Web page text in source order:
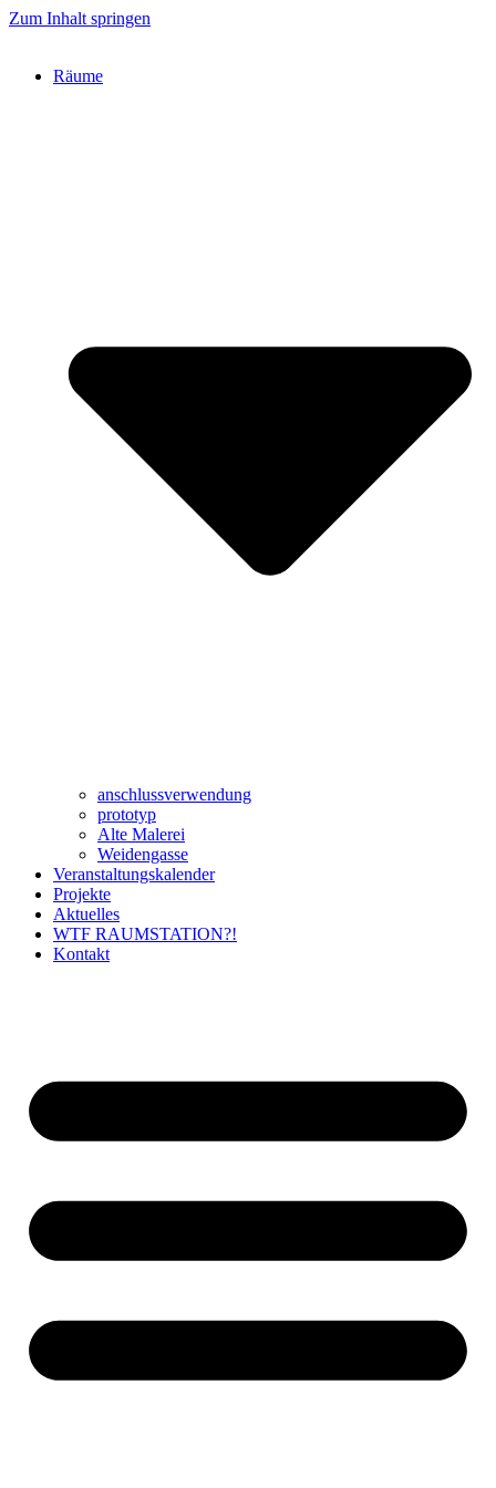
Zum Inhalt springen
Räume
anschlussverwendung
prototyp
Alte Malerei
Weidengasse
Veranstaltungskalender
Projekte
Aktuelles
WTF RAUMSTATION?!
Kontakt